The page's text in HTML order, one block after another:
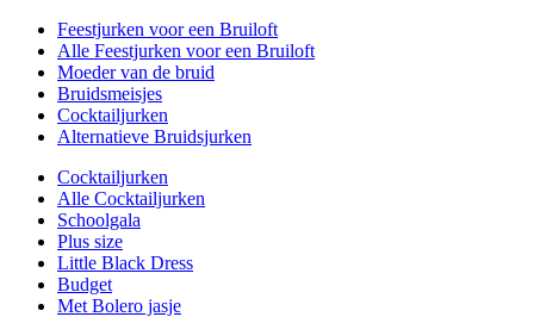
Feestjurken voor een Bruiloft
Alle Feestjurken voor een Bruiloft
Moeder van de bruid
Bruidsmeisjes
Cocktailjurken
Alternatieve Bruidsjurken
Cocktailjurken
Alle Cocktailjurken
Schoolgala
Plus size
Little Black Dress
Budget
Met Bolero jasje